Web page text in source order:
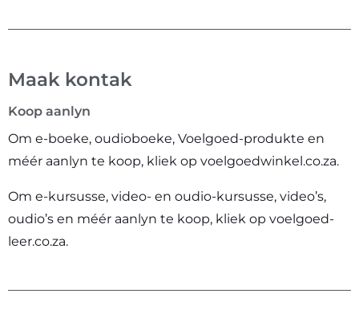
Maak kontak
Koop aanlyn
Om e-boeke, oudioboeke, Voelgoed-produkte en
méér aanlyn te koop, kliek op voelgoedwinkel.co.za.
Om e-kursusse, video- en oudio-kursusse, video’s,
oudio’s en méér aanlyn te koop, kliek op voelgoed-
leer.co.za.